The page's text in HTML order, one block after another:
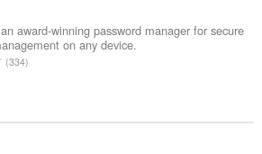
:ทั้
ง
ห
น
ร
ว
ง
น
ค
ะ
น
award-winning password manager for secure
on any device.
จำ334